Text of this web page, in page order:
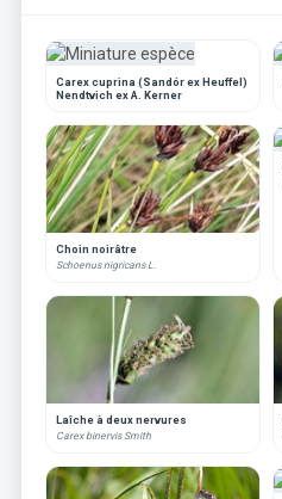
Carex cuprina (Sandór ex Heuffel)
Nendtvich ex A. Kerner
Choin noirâtre
Schoenus nigricans L.
Laîche à deux nervures
Carex binervis Smith